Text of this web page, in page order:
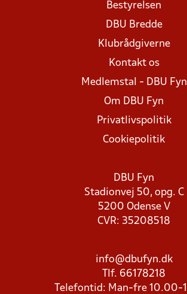
Bestyrelsen
DBU Bredde
Klubrådgiverne
Kontakt os
Medlemstal - DBU Fyn
Om DBU Fyn
Privatlivspolitik
Cookiepolitik
DBU Fyn
Stadionvej 50, opg. C
5200 Odense V
CVR: 35208518
info@dbufyn.dk
Tlf. 66178218
Telefontid: Man-fre 10.00-